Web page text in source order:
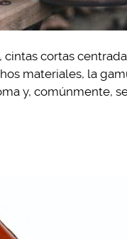
cortas
materiales, la
y, comúnmente,